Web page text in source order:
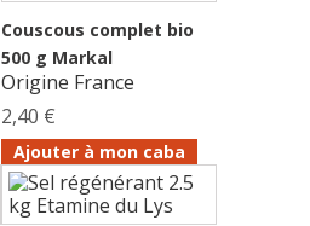
Couscous complet bio
500 g Markal
Origine France
2,40 €
Ajouter à mon caba